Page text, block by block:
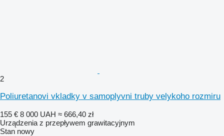
2
Poliuretanovi vkladky v samoplyvni truby velykoho rozmiru
155 € 8 000 UAH ≈ 666,40 zł
Urządzenia z przepływem grawitacyjnym
Stan nowy